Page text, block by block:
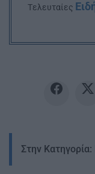
Tελευταίες
Στην Κατηγορία: